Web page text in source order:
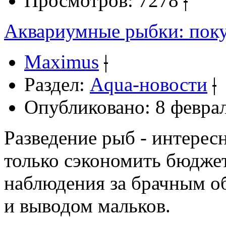
Аквариумные рыбки:
Maximus |
Раздел: Aqua-новости |
Опубликовано: 8
Разведение рыб -
только сэкономить
наблюдения за брачным
и выводом мальков.